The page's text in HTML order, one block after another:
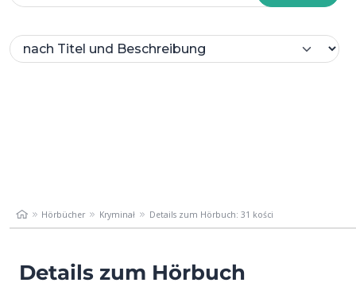
Hörbücher Kryminał Details zum Hörbuch: 31 kości
Details zum Hörbuch